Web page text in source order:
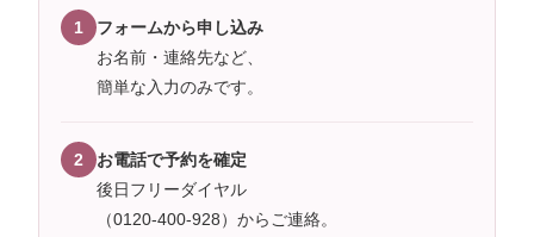
1
フォームから申し込み
お名前・連絡先など、
簡単な入力のみです。
2
お電話で予約を確定
後日フリーダイヤル
（0120-400-928）からご連絡。